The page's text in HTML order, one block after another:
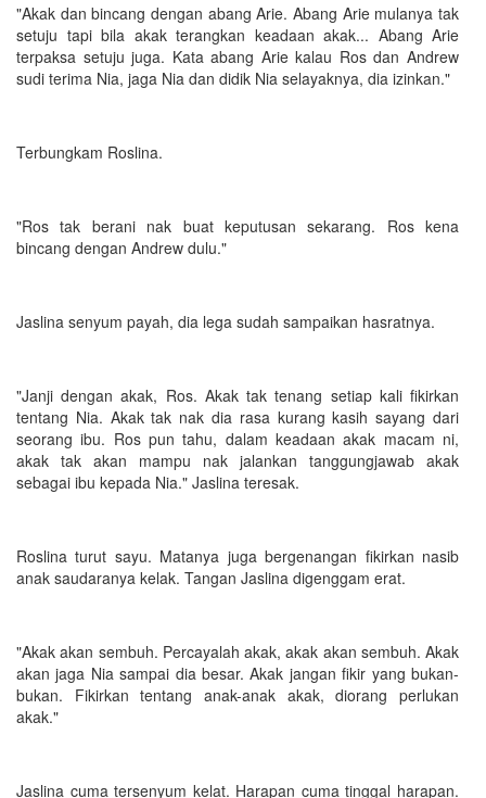
"Akak dan bincang dengan abang Arie. Abang Arie mulanya tak
setuju tapi bila akak terangkan keadaan akak... Abang Arie
terpaksa setuju juga. Kata abang Arie kalau Ros dan Andrew
sudi terima Nia, jaga Nia dan didik Nia selayaknya, dia izinkan."
Terbungkam Roslina.
"Ros tak berani nak buat keputusan sekarang. Ros kena
bincang dengan Andrew dulu."
Jaslina senyum payah, dia lega sudah sampaikan hasratnya.
"Janji dengan akak, Ros. Akak tak tenang setiap kali fikirkan
tentang Nia. Akak tak nak dia rasa kurang kasih sayang dari
seorang ibu. Ros pun tahu, dalam keadaan akak macam ni,
akak tak akan mampu nak jalankan tanggungjawab akak
sebagai ibu kepada Nia." Jaslina teresak.
Roslina turut sayu. Matanya juga bergenangan fikirkan nasib
anak saudaranya kelak. Tangan Jaslina digenggam erat.
"Akak akan sembuh. Percayalah akak, akak akan sembuh. Akak
akan jaga Nia sampai dia besar. Akak jangan fikir yang bukan-
bukan. Fikirkan tentang anak-anak akak, diorang perlukan
akak."
Jaslina cuma tersenyum kelat. Harapan cuma tinggal harapan.